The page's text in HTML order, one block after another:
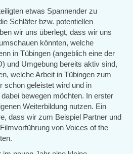
etwas Spannender zu
Schläfer bzw. potentiellen
wir uns überlegt, dass wir uns
könnten, welche
in Tübingen (angeblich eine der
und Umgebung bereits aktiv sind,
welche Arbeit in Tübingen zum
schon geleistet wird und in
bewegen möchten. In erster
Weiterbildung nutzen. Ein
dass wir zum Beispiel Partner und
von Voices of the